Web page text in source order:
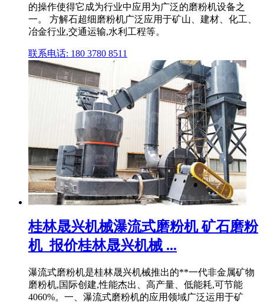
的操作使得它成为行业中应用为广泛的磨粉机设备之
一。 方解石超细磨粉机广泛应用于矿山、建材、化工、
冶金行业,交通运输,水利工程等。
联系电话: 180 3780 8511
桂林晟兴机械瀑流式磨粉机 矿石磨粉
机_报价桂林晟兴机械 ...
瀑流式磨粉机是桂林晟兴机械推出的**一代非金属矿物
磨粉机,国际创建,性能杰出、高产量、低能耗,可节能
4060%。一、瀑流式磨粉机的应用领域广泛运用于矿